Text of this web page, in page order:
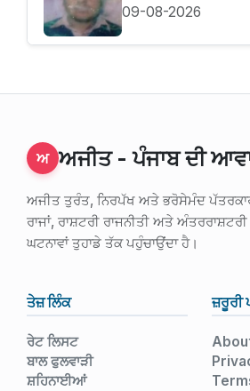
09-08-2026
ਅ ਅਜੀਤ - ਪੰਜਾਬ ਦੀ
ਅਜੀਤ ਤੁਰੰਤ, ਨਿਰਪੱਖ ਅਤੇ ਭਰੋਸੇਮੰਦ
ਰਾਜਾਂ, ਰਾਸ਼ਟਰੀ ਰਾਜਨੀਤੀ ਅਤੇ
ਘਟਨਾਵਾਂ ਤੁਹਾਡੇ ਤੱਕ ਪਹੁੰਚਾਉਂਦਾ ਹੈ।
ਤੇਜ਼ ਲਿੰਕ
ਰੇਟ ਲਿਸਟ
ਬਾਲ ਫੁਲਵਾੜੀ
ਸ਼ਹਿਨਾਈਆਂ
ਜ਼ਰੂਰੀ